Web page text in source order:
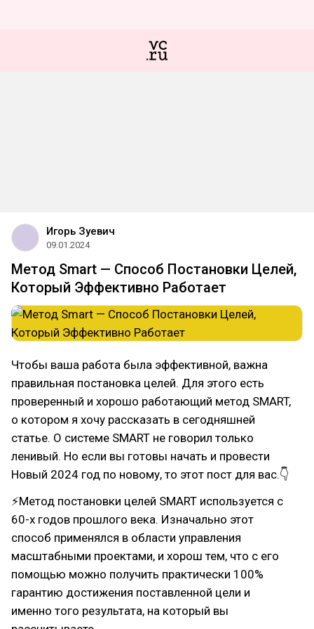
Игорь Зуевич
09.01.2024
Метод Smart — Способ Постановки Целей,
Который Эффективно Работает
Чтобы ваша работа была эффективной, важна
правильная постановка целей. Для этого есть
проверенный и хорошо работающий метод SMART,
о котором я хочу рассказать в сегодняшней
статье. О системе SMART не говорил только
ленивый. Но если вы готовы начать и провести
Новый 2024 год по новому, то этот пост для вас.👇
⚡Метод постановки целей SMART используется с
60-х годов прошлого века. Изначально этот
способ применялся в области управления
масштабными проектами, и хорош тем, что с его
помощью можно получить практически 100%
гарантию достижения поставленной цели и
именно того результата, на который вы